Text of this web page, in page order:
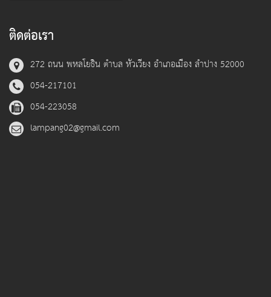
ติดต่อเรา
272 ถนน พหลโยธิน ตำบล หัวเวียง อำเภอเมือง ลำปาง 52000
054-217101
054-223058
lampang02@gmail.com